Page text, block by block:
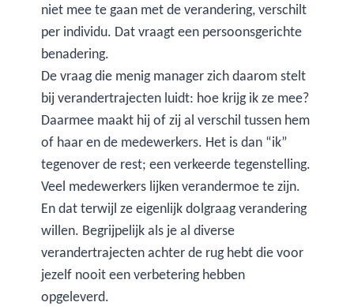
niet mee te gaan met de verandering, verschilt
per individu. Dat vraagt een persoonsgerichte
benadering.
De vraag die menig manager zich daarom stelt
bij verandertrajecten luidt: hoe krijg ik ze mee?
Daarmee maakt hij of zij al verschil tussen hem
of haar en de medewerkers. Het is dan “ik”
tegenover de rest; een verkeerde tegenstelling.
Veel medewerkers lijken verandermoe te zijn.
En dat terwijl ze eigenlijk dolgraag verandering
willen. Begrijpelijk als je al diverse
verandertrajecten achter de rug hebt die voor
jezelf nooit een verbetering hebben
opgeleverd.